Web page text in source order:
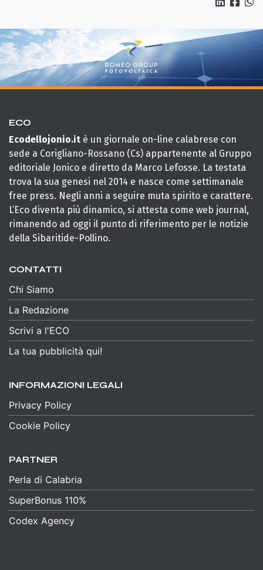
ECO
Ecodellojonio.it è un giornale on-line calabrese con
sede a Corigliano-Rossano (Cs) appartenente al Gruppo
editoriale Jonico e diretto da Marco Lefosse. La testata
trova la sua genesi nel 2014 e nasce come settimanale
free press. Negli anni a seguire muta spirito e carattere.
L’Eco diventa più dinamico, si attesta come web journal,
rimanendo ad oggi il punto di riferimento per le notizie
della Sibaritide-Pollino.
CONTATTI
Chi Siamo
La Redazione
Scrivi a l'ECO
La tua pubblicità qui!
INFORMAZIONI LEGALI
Privacy Policy
Cookie Policy
PARTNER
Perla di Calabria
SuperBonus 110%
Codex Agency